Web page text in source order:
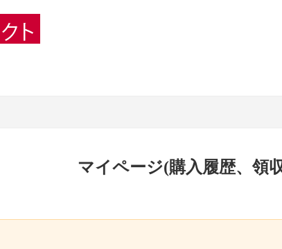
マイページ(購入履歴、領